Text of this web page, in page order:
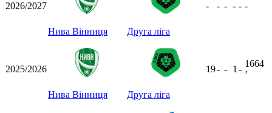
2026/2027
Нива Вінниця Друга ліга
- - - - - -
2025/2026
Нива Вінниця Друга ліга
19- - 1 -
1664
ʼ